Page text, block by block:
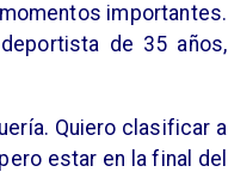
importantes.
de 35 años,
Quiero clasificar a
estar en la final del